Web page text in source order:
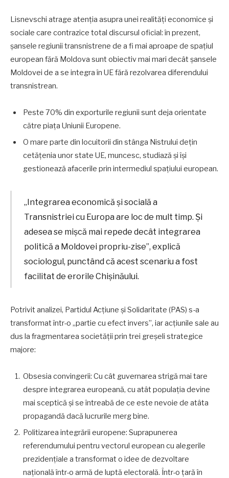
Lisnevschi atrage atenția asupra unei realități economice și
sociale care contrazice total discursul oficial: în prezent,
șansele regiunii transnistrene de a fi mai aproape de spațiul
european fără Moldova sunt obiectiv mai mari decât șansele
Moldovei de a se integra în UE fără rezolvarea diferendului
transnistrean.
Peste 70% din exporturile regiunii sunt deja orientate
către piața Uniunii Europene.
O mare parte din locuitorii din stânga Nistrului dețin
cetățenia unor state UE, muncesc, studiază și își
gestionează afacerile prin intermediul spațiului european.
„Integrarea economică și socială a
Transnistriei cu Europa are loc de mult timp. Și
adesea se mișcă mai repede decât integrarea
politică a Moldovei propriu-zise”, explică
sociologul, punctând că acest scenariu a fost
facilitat de erorile Chișinăului.
Potrivit analizei, Partidul Acțiune și Solidaritate (PAS) s-a
transformat într-o „partie cu efect invers”, iar acțiunile sale au
dus la fragmentarea societății prin trei greșeli strategice
majore:
Obsesia convingerii: Cu cât guvernarea strigă mai tare
despre integrarea europeană, cu atât populația devine
mai sceptică și se întreabă de ce este nevoie de atâta
propagandă dacă lucrurile merg bine.
Politizarea integrării europene: Suprapunerea
referendumului pentru vectorul european cu alegerile
prezidențiale a transformat o idee de dezvoltare
națională într-o armă de luptă electorală. Într-o țară în